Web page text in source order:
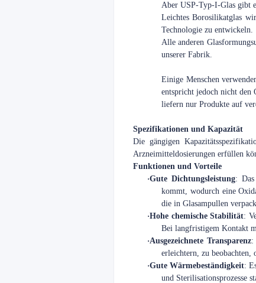
Aber USP-Typ-I-Glas gibt
Leichtes Borosilikatglas
Technologie zu entwickeln.
Alle anderen
unserer Fabrik.
Einige Menschen
entspricht jedoch nicht den
liefern nur Produkte auf
Spezifikationen und Kapazität
Die gängigen
Arzneimitteldosierungen erfüllen
Funktionen und Vorteile
·Gute Dichtungsleistung: Das
kommt, wodurch eine
die in Glasampullen
·Hohe chemische Stabilität:
Bei langfristigem Kontakt
·Ausgezeichnete Transparenz:
erleichtern, zu
·Gute Wärmebeständigkeit:
und Sterilisationsprozesse